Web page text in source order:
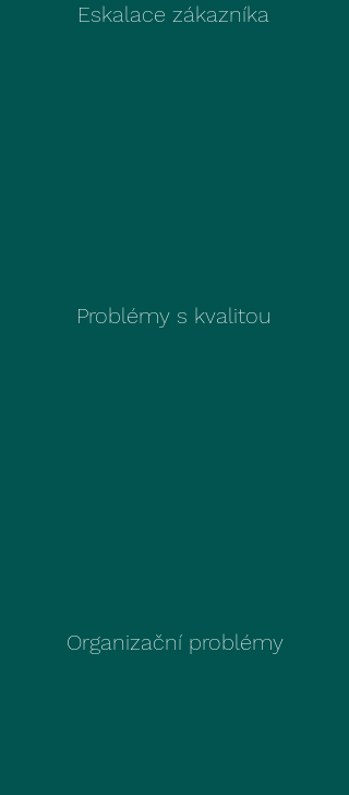
Eskalace zákazníka
Problémy s kvalitou
Organizační problémy